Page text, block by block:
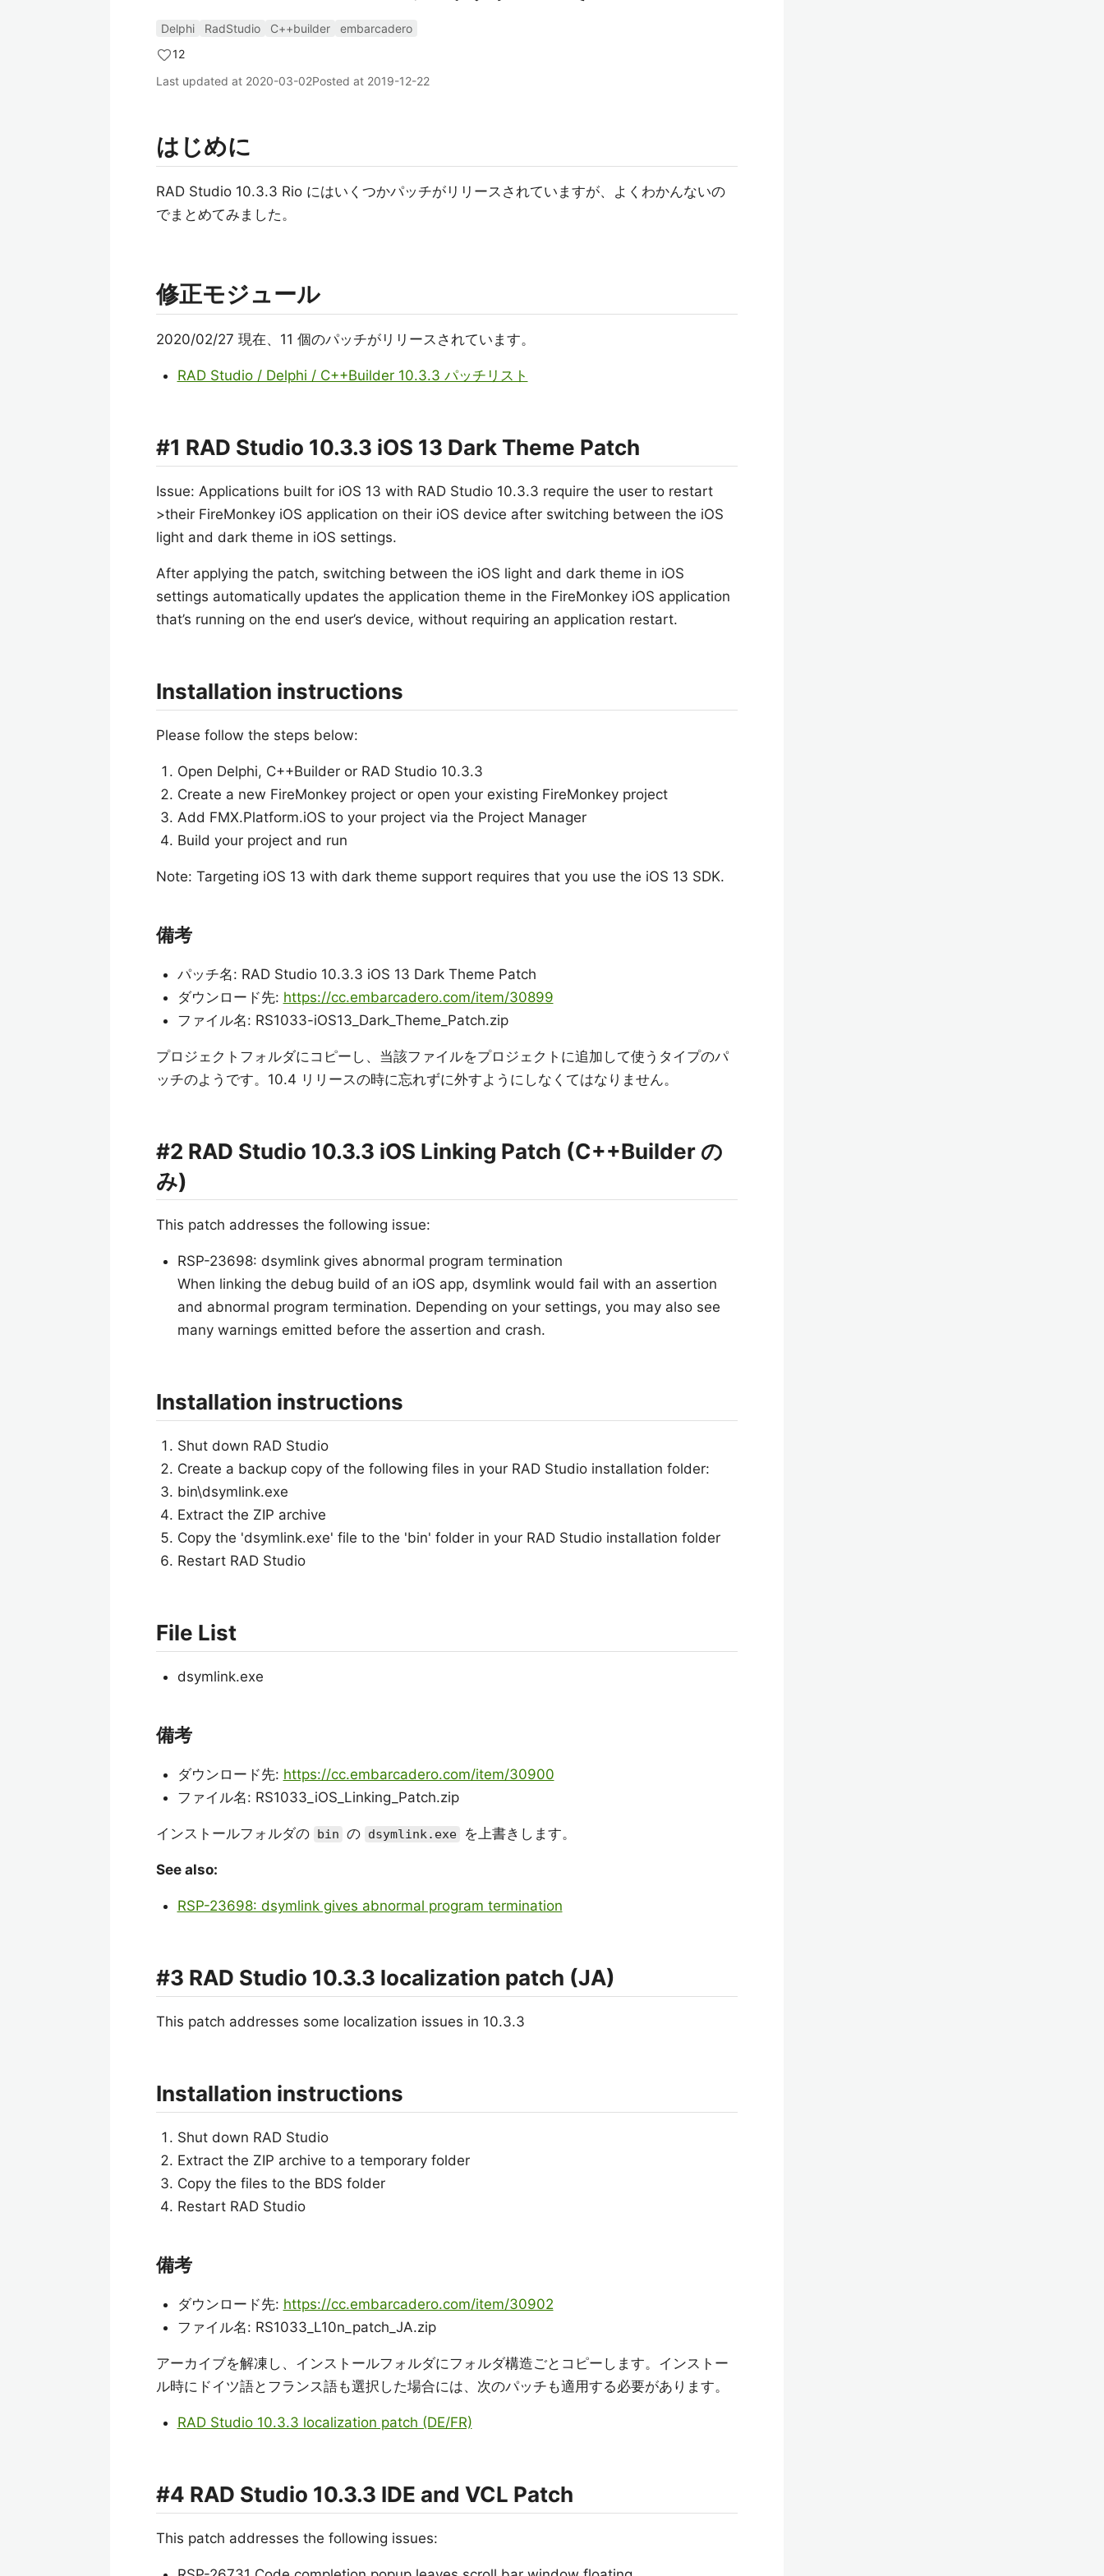
Delphi RadStudio C++builder
embarcadero
12
Last updated at 2020-03-02Posted at 2019-12-22
はじめに
RAD Studio 10.3.3 Rio にはいくつかパッチがリリースされていますが、よくわかんないの
でまとめてみました。
修正モジュール
2020/02/27 現在、11 個のパッチがリリースされています。
RAD Studio / Delphi / C++Builder 10.3.3 パッチリスト
#1 RAD Studio 10.3.3 iOS 13 Dark Theme Patch
Issue: Applications built for iOS 13 with RAD Studio 10.3.3 require the user to restart
>their FireMonkey iOS application on their iOS device after switching between the iOS
light and dark theme in iOS settings.
After applying the patch, switching between the iOS light and dark theme in iOS
settings automatically updates the application theme in the FireMonkey iOS application
that’s running on the end user’s device, without requiring an application restart.
Installation instructions
Please follow the steps below:
Open Delphi, C++Builder or RAD Studio 10.3.3
Create a new FireMonkey project or open your existing FireMonkey project
Add FMX.Platform.iOS to your project via the Project Manager
Build your project and run
Note: Targeting iOS 13 with dark theme support requires that you use the iOS 13 SDK.
備考
パッチ名: RAD Studio 10.3.3 iOS 13 Dark Theme Patch
ダウンロード先: https://cc.embarcadero.com/item/30899
ファイル名: RS1033-iOS13_Dark_Theme_Patch.zip
プロジェクトフォルダにコピーし、当該ファイルをプロジェクトに追加して使うタイプのパ
ッチのようです。10.4 リリースの時に忘れずに外すようにしなくてはなりません。
#2 RAD Studio 10.3.3 iOS Linking Patch (C++Builder の
み)
This patch addresses the following issue:
RSP-23698: dsymlink gives abnormal program termination
When linking the debug build of an iOS app, dsymlink would fail with an assertion
and abnormal program termination. Depending on your settings, you may also see
many warnings emitted before the assertion and crash.
Installation instructions
Shut down RAD Studio
Create a backup copy of the following files in your RAD Studio installation folder:
bin\dsymlink.exe
Extract the ZIP archive
Copy the 'dsymlink.exe' file to the 'bin' folder in your RAD Studio installation folder
Restart RAD Studio
File List
dsymlink.exe
備考
ダウンロード先: https://cc.embarcadero.com/item/30900
ファイル名: RS1033_iOS_Linking_Patch.zip
インストールフォルダの bin の dsymlink.exe を上書きします。
See also:
RSP-23698: dsymlink gives abnormal program termination
#3 RAD Studio 10.3.3 localization patch (JA)
This patch addresses some localization issues in 10.3.3
Installation instructions
Shut down RAD Studio
Extract the ZIP archive to a temporary folder
Copy the files to the BDS folder
Restart RAD Studio
備考
ダウンロード先: https://cc.embarcadero.com/item/30902
ファイル名: RS1033_L10n_patch_JA.zip
アーカイブを解凍し、インストールフォルダにフォルダ構造ごとコピーします。インストー
ル時にドイツ語とフランス語も選択した場合には、次のパッチも適用する必要があります。
RAD Studio 10.3.3 localization patch (DE/FR)
#4 RAD Studio 10.3.3 IDE and VCL Patch
This patch addresses the following issues: